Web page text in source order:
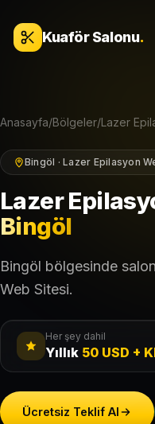
Kuaför Salonu.
Anasayfa/Bölgeler/Lazer
Bingöl · Lazer Epilasyon
Lazer
Bingöl
Bingöl bölgesinde
Web Sitesi.
Her şey dahil
Yıllık 50 USD +
Ücretsiz Teklif Al